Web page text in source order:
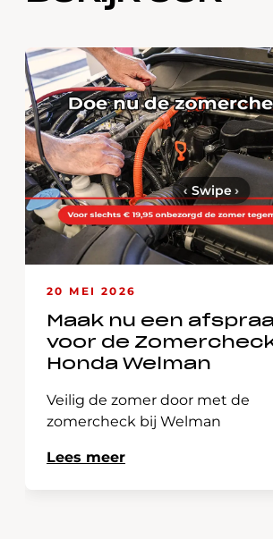
20 MEI 2026
Maak nu een
voor de
Honda Welman
Veilig de zomer door met de
zomercheck bij Welman
Lees meer
‹ Swipe›